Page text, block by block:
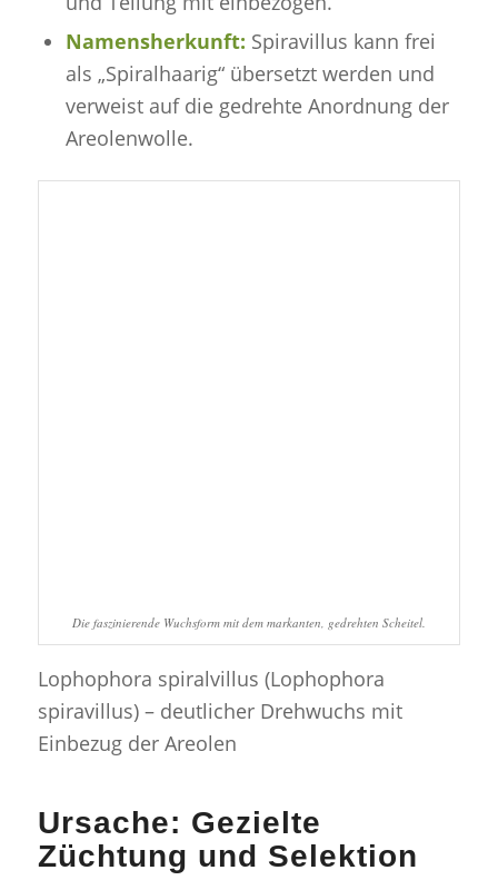
Namensherkunft: Spiravillus kann frei
als „Spiralhaarig“ übersetzt werden und
verweist auf die gedrehte Anordnung der
Areolenwolle.
Die faszinierende Wuchsform mit dem markanten, gedrehten Scheitel.
Lophophora spiralvillus (Lophophora
spiravillus) – deutlicher Drehwuchs mit
Einbezug der Areolen
Ursache: Gezielte
Züchtung und Selektion